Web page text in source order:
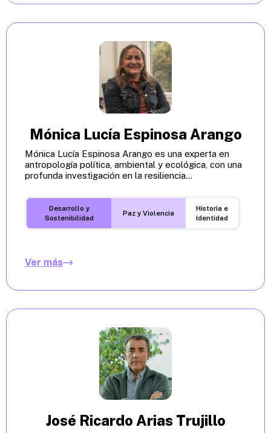
Mónica Lucía Espinosa Arango
Mónica Lucía Espinosa Arango es una experta en
antropología política, ambiental y ecológica, con una
profunda investigación en la resiliencia...
Desarrollo y
Sostenibilidad
Paz y Violencia
Historia e
Identidad
Ver más
José Ricardo Arias Trujillo